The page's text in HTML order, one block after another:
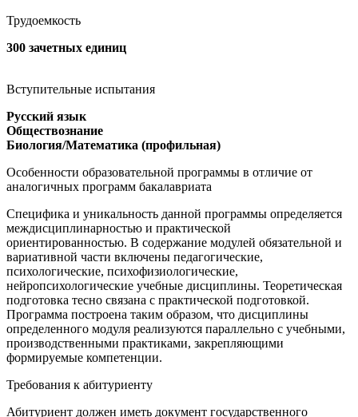
Трудоемкость
300 зачетных единиц
Вступительные испытания
Русский язык
Обществознание
Биология/Математика (профильная)
Особенности образовательной программы в отличие от
аналогичных программ бакалавриата
Специфика и уникальность данной программы определяется
междисциплинарностью и практической
ориентированностью. В содержание модулей обязательной и
вариативной части включены педагогические,
психологические, психофизиологические,
нейропсихологические учебные дисциплины. Теоретическая
подготовка тесно связана с практической подготовкой.
Программа построена таким образом, что дисциплины
определенного модуля реализуются параллельно с учебными,
производственными практиками, закрепляющими
формируемые компетенции.
Требования к абитуриенту
Абитуриент должен иметь документ государственного